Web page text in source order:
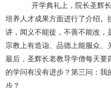
开学典礼上，院长圣辉
培养人才成果方面进行了介绍。
讲，闻义不能徙，不善不能改，
宗教上有造诣、品德上能服众、
最后，圣辉长老教导学僧每天要
的学问有没有进步？第三问：
步？